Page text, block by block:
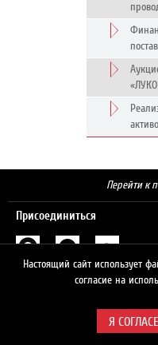
Перейти к
Присоединиться
Настоящий сайт использует
согласие на